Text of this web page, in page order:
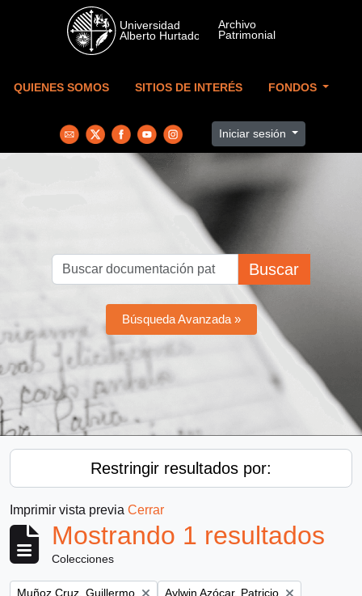
Skip to main content
QUIENES SOMOS SITIOS DE INTERÉS FONDOS
Iniciar sesión
Buscar
Búsqueda Avanzada »
Restringir resultados por:
Imprimir vista previa Cerrar
Mostrando 1 resultados
Colecciones
Remove filter:
Muñoz Cruz, Guillermo Remove filter:
Aylwin Azócar, Patricio